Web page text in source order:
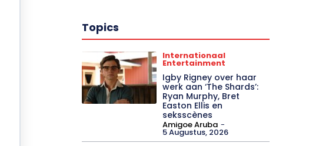
Topics
Internationaal
Entertainment
Igby Rigney over haar
werk aan ‘The Shards’:
Ryan Murphy, Bret
Easton Ellis en
seksscènes
Amigoe Aruba -
5 Augustus, 2026